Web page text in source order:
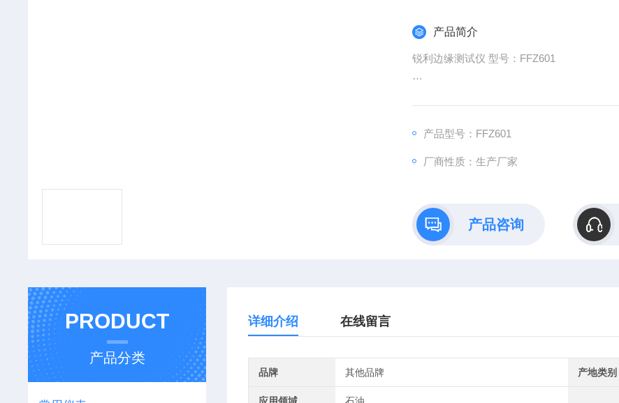
产品简介
锐利边缘测试仪 型号：FFZ601
仪器特性：
产品型号：FFZ601
厂商性质：生产厂家
产品咨询
PRODUCT
产品分类
详细介绍 在线留言
品牌 其他品牌 产地类别